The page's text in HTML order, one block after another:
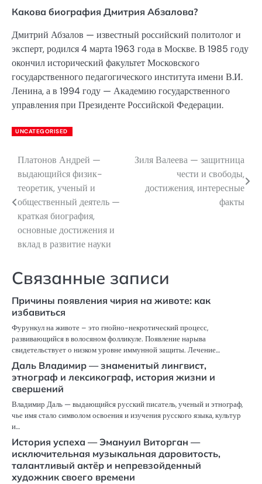
Какова биография Дмитрия Абзалова?
Дмитрий Абзалов — известный российский политолог и
эксперт, родился 4 марта 1963 года в Москве. В 1985 году
окончил исторический факультет Московского
государственного педагогического института имени В.И.
Ленина, а в 1994 году — Академию государственного
управления при Президенте Российской Федерации.
UNCATEGORISED
Навигация
по
записям
Платонов Андрей —
выдающийся физик-
теоретик, ученый и
общественный деятель —
краткая биография,
основные достижения и
вклад в развитие науки
Зиля Валеева — защитница
чести и свободы,
достижения, интересные
факты
Связанные записи
Причины появления чирия на животе: как
избавиться
Фурункул на животе – это гнойно-некротический процесс,
развивающийся в волосяном фолликуле. Появление нарыва
свидетельствует о низком уровне иммунной защиты. Лечение…
Даль Владимир — знаменитый лингвист,
этнограф и лексикограф, история жизни и
свершений
Владимир Даль — выдающийся русский писатель, ученый и этнограф,
чье имя стало символом освоения и изучения русского языка, культур
и…
История успеха — Эмануил Виторган —
исключительная музыкальная даровитость,
талантливый актёр и непревзойденный
художник своего времени